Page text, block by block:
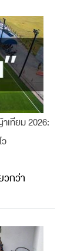
เทียม 2026:
วกว่า